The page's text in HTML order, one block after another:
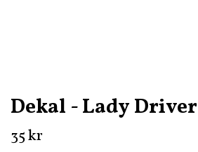
Dekal - Lady Driver
35 kr